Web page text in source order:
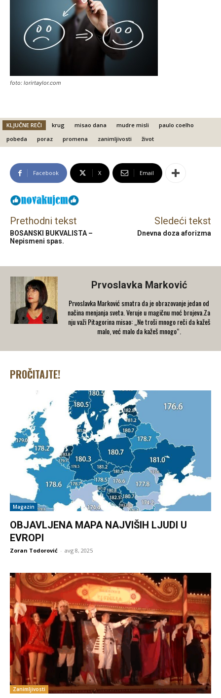
foto: lorirtaylor.com
KLJUČNE REČI krug misao dana mudre misli
paulo coelho
pobeda
poraz promena zanimljivosti život
Facebook X Email
Prethodni tekst
BOSANSKI BUKVALISTA –
Nepismeni spas.
Sledeći tekst
Dnevna doza aforizma
Prvoslavka Marković
Prvoslavka Marković smatra da je obrazovanje jedan od
načina menjanja sveta. Veruje u magičnu moć brojeva.Za
nju važi Pitagorina misao: „Ne troši mnogo reči da kažeš
malo, već malo da kažeš mnogo“.
PROČITAJTE!
Magazin
OBJAVLJENA MAPA NAJVIŠIH LJUDI U
EVROPI
Zoran Todorović - avg 8, 2025
Zanimljivosti